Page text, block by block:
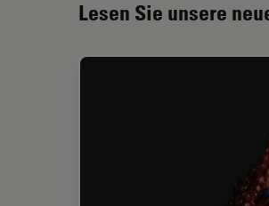
Lesen Sie unsere